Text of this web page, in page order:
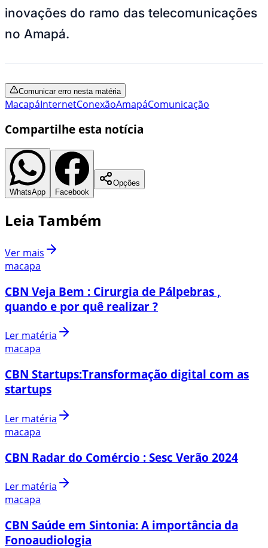
inovações do ramo das telecomunicações
no Amapá.
Comunicar erro nesta matéria
MacapáInternetConexãoAmapáComunicação
Compartilhe esta notícia
WhatsApp Facebook
Opções
Leia Também
Ver mais
macapa
CBN Veja Bem : Cirurgia de Pálpebras ,
quando e por quê realizar ?
Ler matéria
macapa
CBN Startups:Transformação digital com as
startups
Ler matéria
macapa
CBN Radar do Comércio : Sesc Verão 2024
Ler matéria
macapa
CBN Saúde em Sintonia: A importância da
Fonoaudiologia